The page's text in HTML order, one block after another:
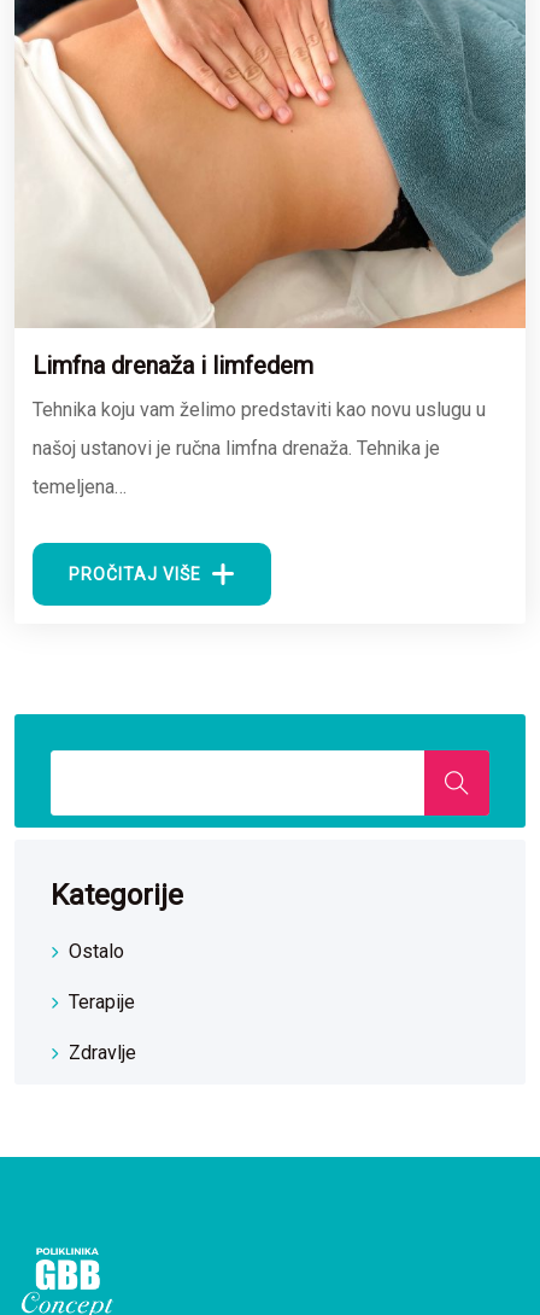
Limfna drenaža i limfedem
Tehnika koju vam želimo predstaviti kao novu uslugu u
našoj ustanovi je ručna limfna drenaža. Tehnika je
temeljena…
PROČITAJ VIŠE
Kategorije
Ostalo
Terapije
Zdravlje